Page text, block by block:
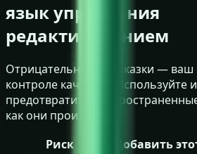
язык управления
редактированием
Отрицательные подсказки —
контроле качества. Используйте
предотвратить
как они произойдут.
Риск
Добавить